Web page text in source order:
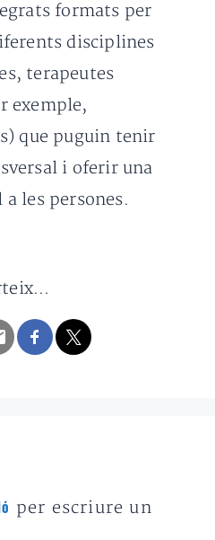
formats per
disciplines
terapeutes
exemple,
que puguin tenir
i oferir una
les persones.
per escriure un